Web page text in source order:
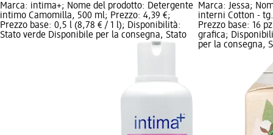
Marca: intima+; Nome del prodotto: Detergente
intimo Camomilla, 500 ml; Prezzo: 4,39 €;
Prezzo base: 0,5 l (8,78 € / 1 l); Disponibilità:
Stato verde Disponibile per la consegna, Stato
Marca: Jessa;
interni Cotton -
Prezzo base: 16
grafica;
per la consegna,